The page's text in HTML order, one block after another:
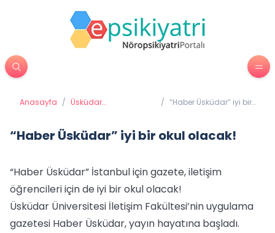
Anasayfa / Üsküdar
/ “Haber Üsküdar” iyi bir
“Haber Üsküdar” iyi bir okul olacak!
“Haber Üsküdar” İstanbul için gazete, iletişim
öğrencileri için de iyi bir okul olacak!
Üsküdar Üniversitesi İletişim Fakültesi’nin uygulama
gazetesi Haber Üsküdar, yayın hayatına başladı.